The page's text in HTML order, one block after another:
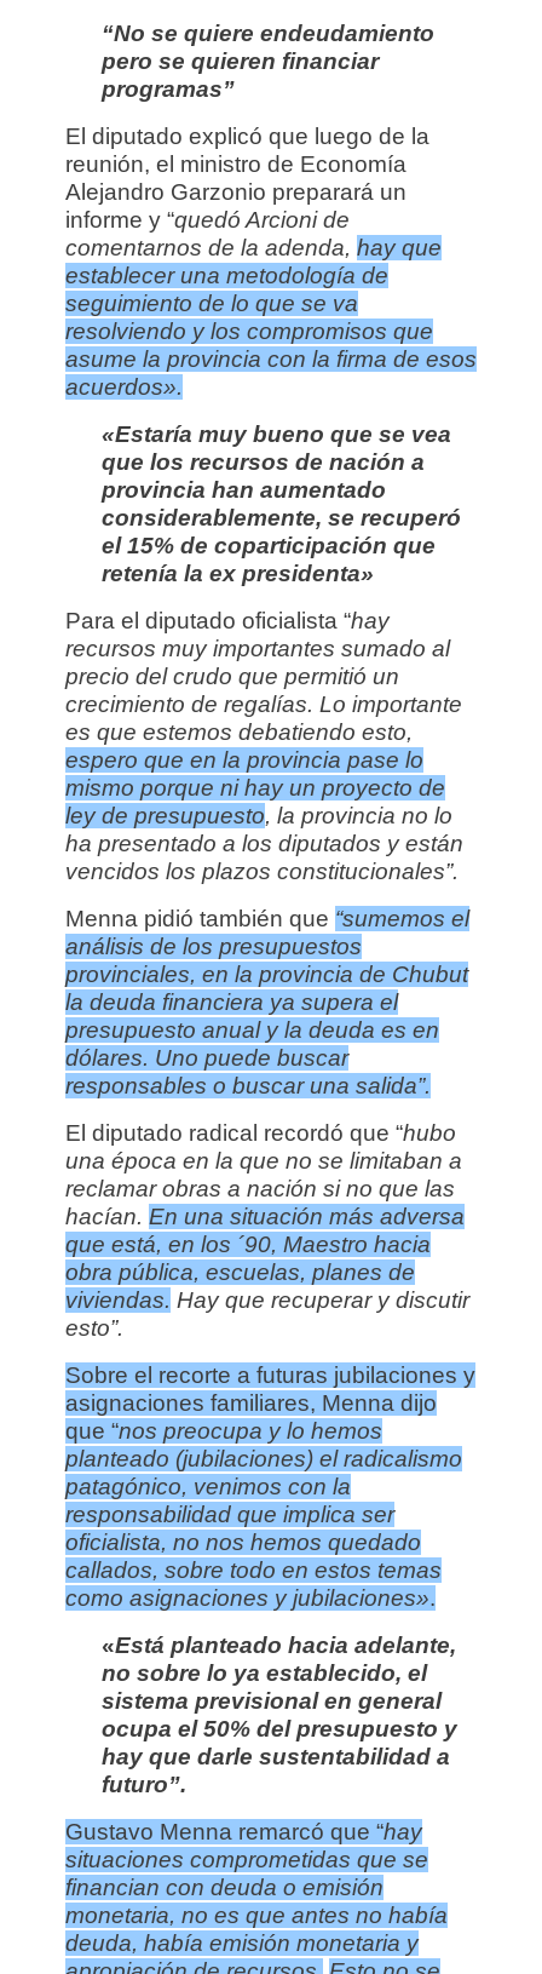
“No se quiere endeudamiento
pero se quieren financiar
programas”
El diputado explicó que luego de la
reunión, el ministro de Economía
Alejandro Garzonio preparará un
informe y “quedó Arcioni de
comentarnos de la adenda, hay que
establecer una metodología de
seguimiento de lo que se va
resolviendo y los compromisos que
asume la provincia con la firma de esos
acuerdos».
«Estaría muy bueno que se vea
que los recursos de nación a
provincia han aumentado
considerablemente, se recuperó
el 15% de coparticipación que
retenía la ex presidenta»
Para el diputado oficialista “hay
recursos muy importantes sumado al
precio del crudo que permitió un
crecimiento de regalías. Lo importante
es que estemos debatiendo esto,
espero que en la provincia pase lo
mismo porque ni hay un proyecto de
ley de presupuesto, la provincia no lo
ha presentado a los diputados y están
vencidos los plazos constitucionales”.
Menna pidió también que “sumemos el
análisis de los presupuestos
provinciales, en la provincia de Chubut
la deuda financiera ya supera el
presupuesto anual y la deuda es en
dólares. Uno puede buscar
responsables o buscar una salida”.
El diputado radical recordó que “hubo
una época en la que no se limitaban a
reclamar obras a nación si no que las
hacían. En una situación más adversa
que está, en los ´90, Maestro hacia
obra pública, escuelas, planes de
viviendas. Hay que recuperar y discutir
esto”.
Sobre el recorte a futuras jubilaciones y
asignaciones familiares, Menna dijo
que “nos preocupa y lo hemos
planteado (jubilaciones) el radicalismo
patagónico, venimos con la
responsabilidad que implica ser
oficialista, no nos hemos quedado
callados, sobre todo en estos temas
como asignaciones y jubilaciones».
«Está planteado hacia adelante,
no sobre lo ya establecido, el
sistema previsional en general
ocupa el 50% del presupuesto y
hay que darle sustentabilidad a
futuro”.
Gustavo Menna remarcó que “hay
situaciones comprometidas que se
financian con deuda o emisión
monetaria, no es que antes no había
deuda, había emisión monetaria y